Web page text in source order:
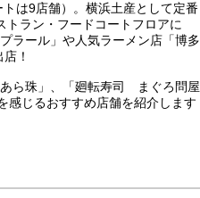
は9店舗）。横浜土産として定番
ラン・フードコートフロアに
ラール」や人気ラーメン店「博多
！
ら珠」、「廻転寿司 まぐろ問屋
感じるおすすめ店舗を紹介します